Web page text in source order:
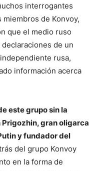
interrogantes
de Konvoy,
que el medio ruso
de un
rusa,
información acerca
este grupo sin la
gran oligarca
y fundador del
del grupo Konvoy
en la forma de